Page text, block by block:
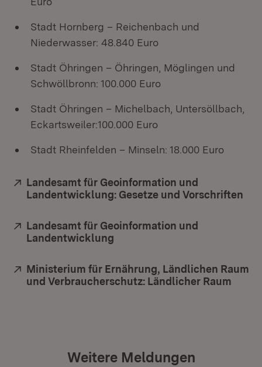
Stadt Hornberg – Reichenbach und
Niederwasser: 48.840 Euro
Stadt Öhringen – Öhringen, Möglingen und
Schwöllbronn: 100.000 Euro
Stadt Öhringen – Michelbach, Untersöllbach,
Eckartsweiler:100.000 Euro
Stadt Rheinfelden – Minseln: 18.000 Euro
Extern:
Landesamt für Geoinformation und
Landentwicklung: Gesetze und Vorschriften
Extern:
Landesamt für Geoinformation und
Landentwicklung
Extern:
Ministerium für Ernährung, Ländlichen Raum
und Verbraucherschutz: Ländlicher Raum
Weitere Meldungen